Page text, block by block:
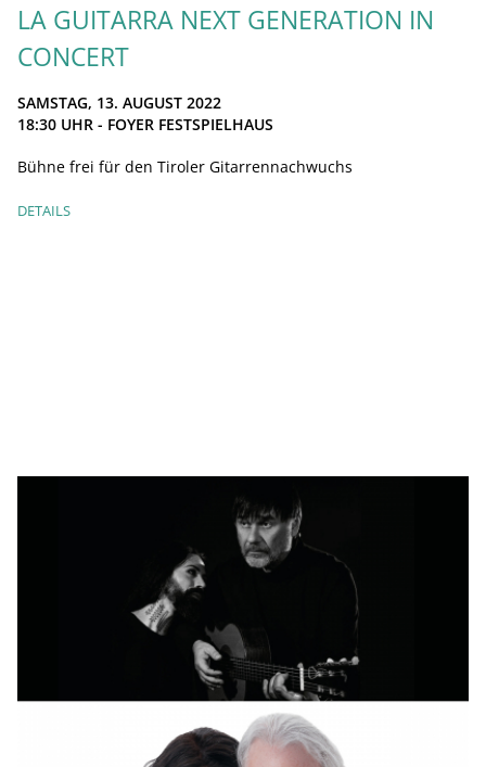
LA GUITARRA NEXT GENERATION IN
CONCERT
SAMSTAG, 13. AUGUST 2022
18:30 UHR - FOYER FESTSPIELHAUS
Bühne frei für den Tiroler Gitarrennachwuchs
DETAILS